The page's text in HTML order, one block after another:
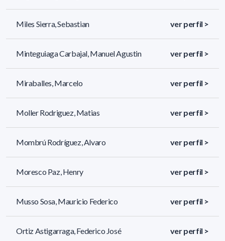
Miles Sierra, Sebastian ver perfil >
Minteguiaga Carbajal, Manuel Agustin ver perfil >
Miraballes, Marcelo ver perfil >
Moller Rodriguez, Matias ver perfil >
Mombrú Rodríguez, Alvaro ver perfil >
Moresco Paz, Henry ver perfil >
Musso Sosa, Mauricio Federico ver perfil >
Ortiz Astigarraga, Federico José ver perfil >